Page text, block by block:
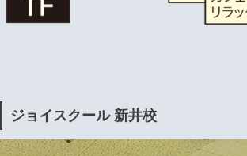
ジョイスクール 新井校